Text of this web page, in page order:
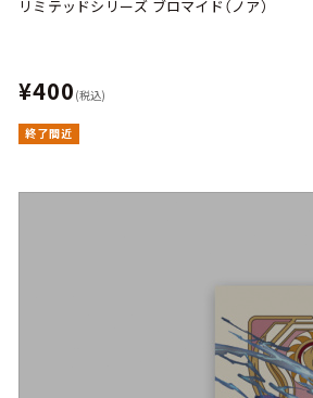
リミテッドシリーズ ブロマイド（ノア）
¥400 (税込)
終了間近